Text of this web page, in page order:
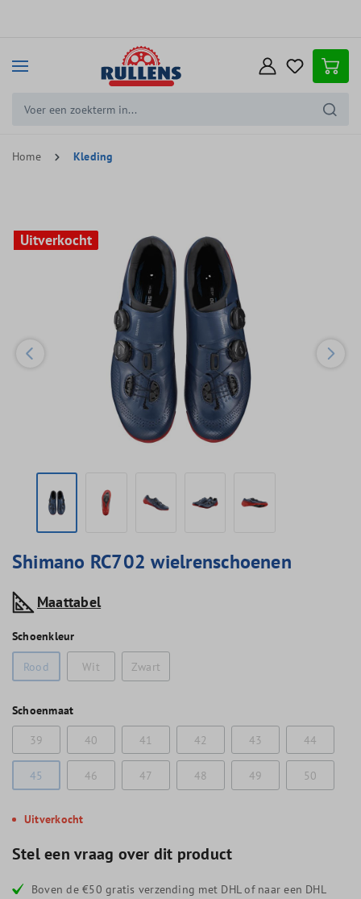
Home Kleding
Uitverkocht
Uitverkocht
Shimano RC702 wielrenschoenen
Maattabel
Schoenkleur
Rood
Wit Zwart
Schoenmaat
39
40 41 42 43 44
45 46 47 48 49 50
Uitverkocht
Stel een vraag over dit product
Boven de €50 gratis verzending met DHL of naar een DHL